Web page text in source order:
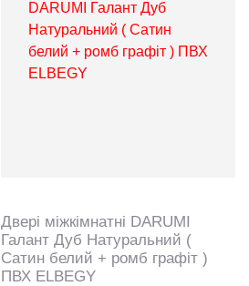
Двері міжкімнатні DARUMI
Галант Дуб Натуральний (
Сатин белий + ромб графіт )
ПВХ ELBEGY